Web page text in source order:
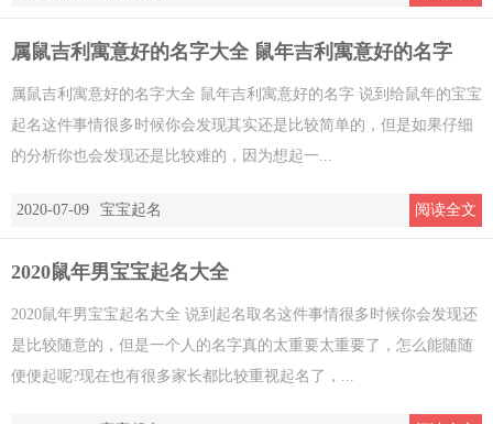
属鼠吉利寓意好的名字大全 鼠年吉利寓意好的名字
属鼠吉利寓意好的名字大全 鼠年吉利寓意好的名字 说到给鼠年的宝宝
起名这件事情很多时候你会发现其实还是比较简单的，但是如果仔细
的分析你也会发现还是比较难的，因为想起一...
2020-07-09 宝宝起名 阅读全文
2020鼠年男宝宝起名大全
2020鼠年男宝宝起名大全 说到起名取名这件事情很多时候你会发现还
是比较随意的，但是一个人的名字真的太重要太重要了，怎么能随随
便便起呢?现在也有很多家长都比较重视起名了，...